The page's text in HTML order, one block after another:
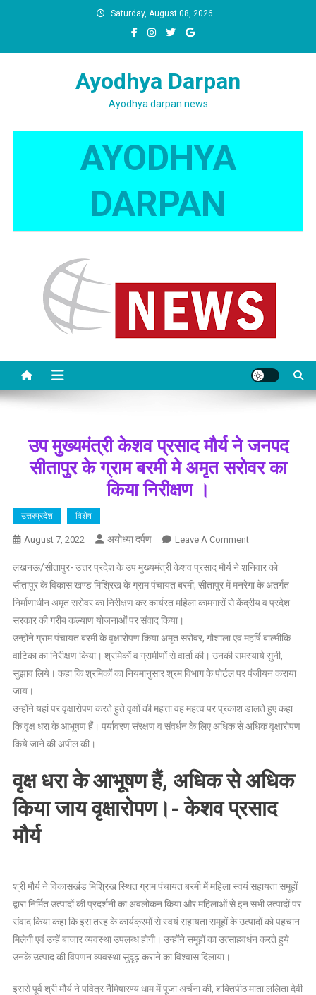
Saturday, August 08, 2026
Ayodhya Darpan
Ayodhya darpan news
AYODHYA
DARPAN
उप मुख्यमंत्री केशव प्रसाद मौर्य ने जनपद
सीतापुर के ग्राम बरमी मे अमृत सरोवर का
किया निरीक्षण ।
उत्तरप्रदेश विशेष
August 7, 2022 अयोध्या दर्पण Leave A CommentOn
मुख्यमंत्री
केशव
प्रसाद
ने
जनपद
सीतापुर
ग्राम
सरोवर
का
निरीक्षण
लखनऊ/सीतापुर- उत्तर प्रदेश के उप मुख्यमंत्री केशव प्रसाद मौर्य ने शनिवार को
सीतापुर के विकास खण्ड मिश्रिख के ग्राम पंचायत बरमी, सीतापुर में मनरेगा के अंतर्गत
निर्माणाधीन अमृत सरोवर का निरीक्षण कर कार्यरत महिला कामगारों से केंद्रीय व प्रदेश
सरकार की गरीब कल्याण योजनाओं पर संवाद किया।
उन्होंने ग्राम पंचायत बरमी के वृक्षारोपण किया अमृत सरोवर, गौशाला एवं महर्षि बाल्मीकि
वाटिका का निरीक्षण किया। श्रमिकों व ग्रामीणों से वार्ता की। उनकी समस्याये सुनी,
सुझाव लिये। कहा कि श्रमिकों का नियमानुसार श्रम विभाग के पोर्टल पर पंजीयन कराया
जाय।
उन्होंने यहां पर वृक्षारोपण करते हुते वृक्षों की महत्ता वह महत्व पर प्रकाश डालते हुए कहा
कि वृक्ष धरा के आभूषण हैं। पर्यावरण संरक्षण व संवर्धन के लिए अधिक से अधिक वृक्षारोपण
किये जाने की अपील की।
वृक्ष धरा के आभूषण हैं, अधिक से अधिक
किया जाय वृक्षारोपण।- केशव प्रसाद
मौर्य
श्री मौर्य ने विकासखंड मिश्रिख स्थित ग्राम पंचायत बरमी में महिला स्वयं सहायता समूहों
द्वारा निर्मित उत्पादों की प्रदर्शनी का अवलोकन किया और महिलाओं से इन सभी उत्पादों पर
संवाद किया कहा कि इस तरह के कार्यक्रमों से स्वयं सहायता समूहों के उत्पादों को पहचान
मिलेगी एवं उन्हें बाजार व्यवस्था उपलब्ध होगी। उन्होंने समूहों का उत्साहवर्धन करते हुये
उनके उत्पाद की विपणन व्यवस्था सुदृढ़ कराने का विश्वास दिलाया।
इससे पूर्व श्री मौर्य ने पवित्र नैमिषारण्य धाम में पूजा अर्चना की, शक्तिपीठ माता ललिता देवी